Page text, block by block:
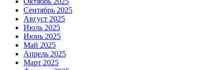
Сентябрь 2025
Август 2025
Июль 2025
Июнь 2025
Май 2025
Апрель 2025
Март 2025